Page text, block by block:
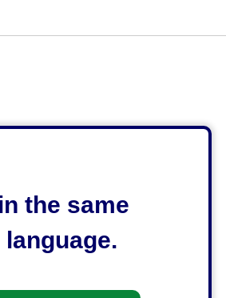
the same
221-1432